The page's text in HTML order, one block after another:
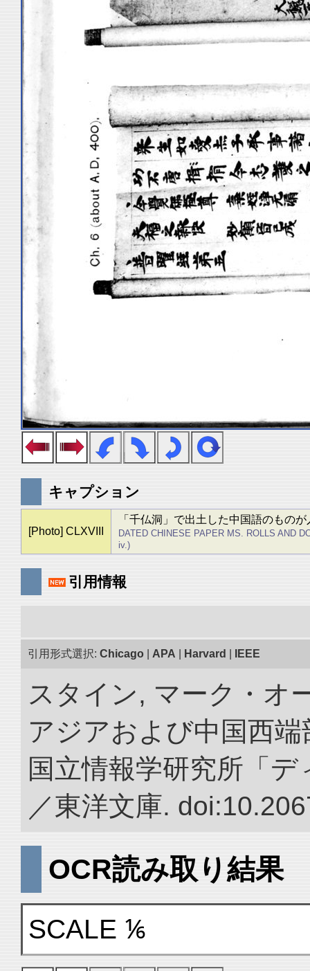
キャプション
[Photo] CLXVIII
「千仏洞」で出土した中国語のもの
DATED CHINESE PAPER MS. ROLLS AND
iv.)
引用情報
引用形式選択: Chicago APA Harvard IEEE
スタイン, マーク・オ
アジアおよび中国西
国立情報学研究所「
／東洋文庫.
OCR読み取り結果
SCALE ⅙